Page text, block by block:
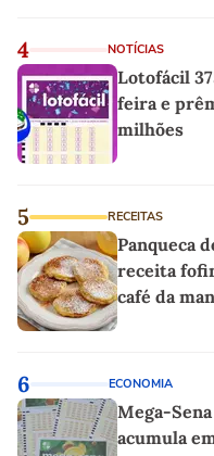
4 NOTÍCIAS
Lotofácil
feira e
milhões
5 RECEITAS
Panqueca
receita
café da
6 ECONOMIA
Mega-
acumula